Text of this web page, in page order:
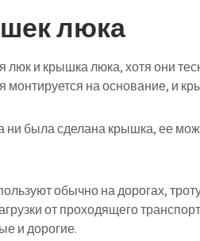
люка
люк и крышка люка, хотя они
на основание, и
ни была сделана крышка, ее
обычно на дорогах,
от проходящего
и дорогие.